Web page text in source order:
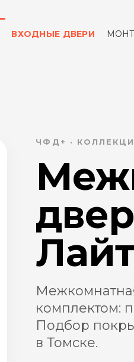
ВХОДНЫЕ ДВЕРИ
ЧФД+ ·
комплектом:
Подбор
в Томске.